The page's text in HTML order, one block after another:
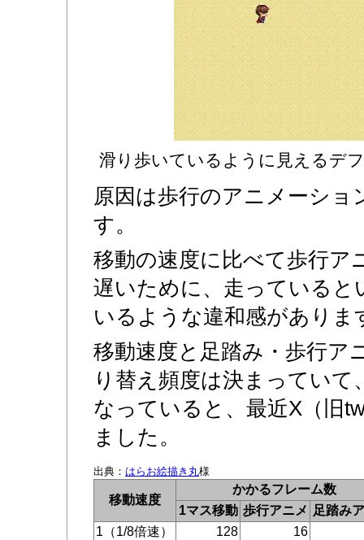
滑り歩いているように見えるデ
原因は歩行のアニメーショ
す。
移動の速度に比べて歩行ア
遅いために、走っていると
いるような違和感がありま
移動速度と足踏み・歩行ア
り替え頻度は決まっていて
なっていると、最近X（旧
ました。
出典： はらお絵描き丸様
移動速度
かかるフレーム数
1マス移動 歩行アニメ 足踏み
1（1/8倍速）
128
16